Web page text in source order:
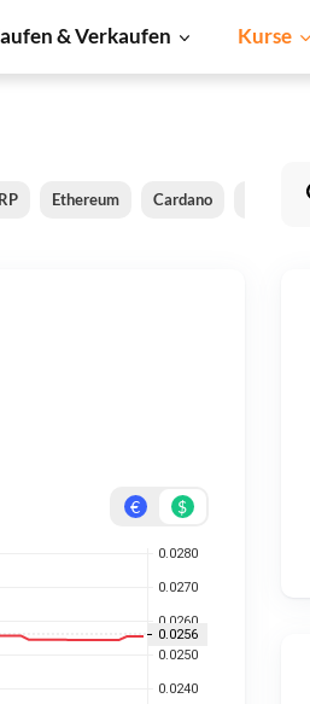
& Verkaufen Kurse
Ethereum Cardano
€ $